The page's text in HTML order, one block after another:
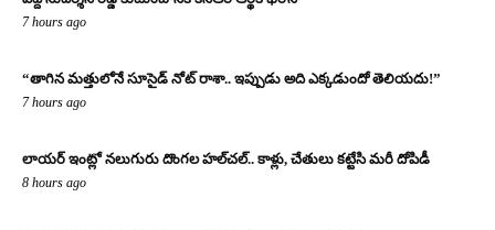
7 hours ago
“తాగిన మత్తులోనే సూసైడ్ నోట్ రాశా.. ఇప్పుడు అది ఎక్కడుందో తెలియదు!”
7 hours ago
లాయర్ ఇంట్లో నలుగురు దొంగల హల్‌చల్.. కాళ్లు, చేతులు కట్టేసి మరీ దోపిడీ
8 hours ago